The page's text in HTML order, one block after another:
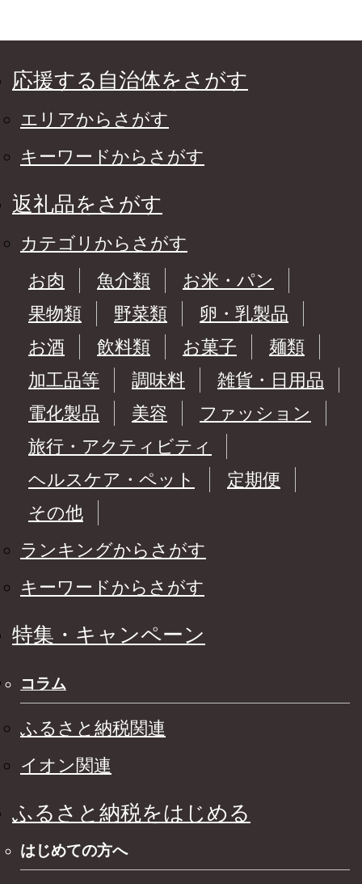
応援する自治体をさがす
エリアからさがす
キーワードからさがす
返礼品をさがす
カテゴリからさがす
お肉
魚介類
お米・パン
果物類
野菜類
卵・乳製品
お酒
飲料類 お菓子
麺類
加工品等
調味料
雑貨・日用品
電化製品
美容
ファッション
旅行・アクティビティ
ヘルスケア・ペット
定期便
その他
ランキングからさがす
キーワードからさがす
特集・キャンペーン
コラム
ふるさと納税関連
イオン関連
ふるさと納税をはじめる
はじめての方へ